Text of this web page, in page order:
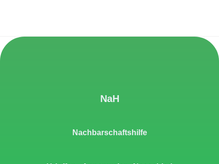
NaH
Nachbarschaftshilfe